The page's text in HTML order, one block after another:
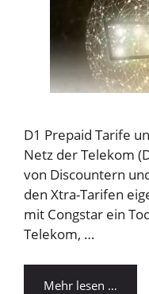
D1 Prepaid Tarife
Netz der Telekom
von Discountern
den Xtra-Tarifen
mit Congstar ein
Telekom, …
Mehr lesen …